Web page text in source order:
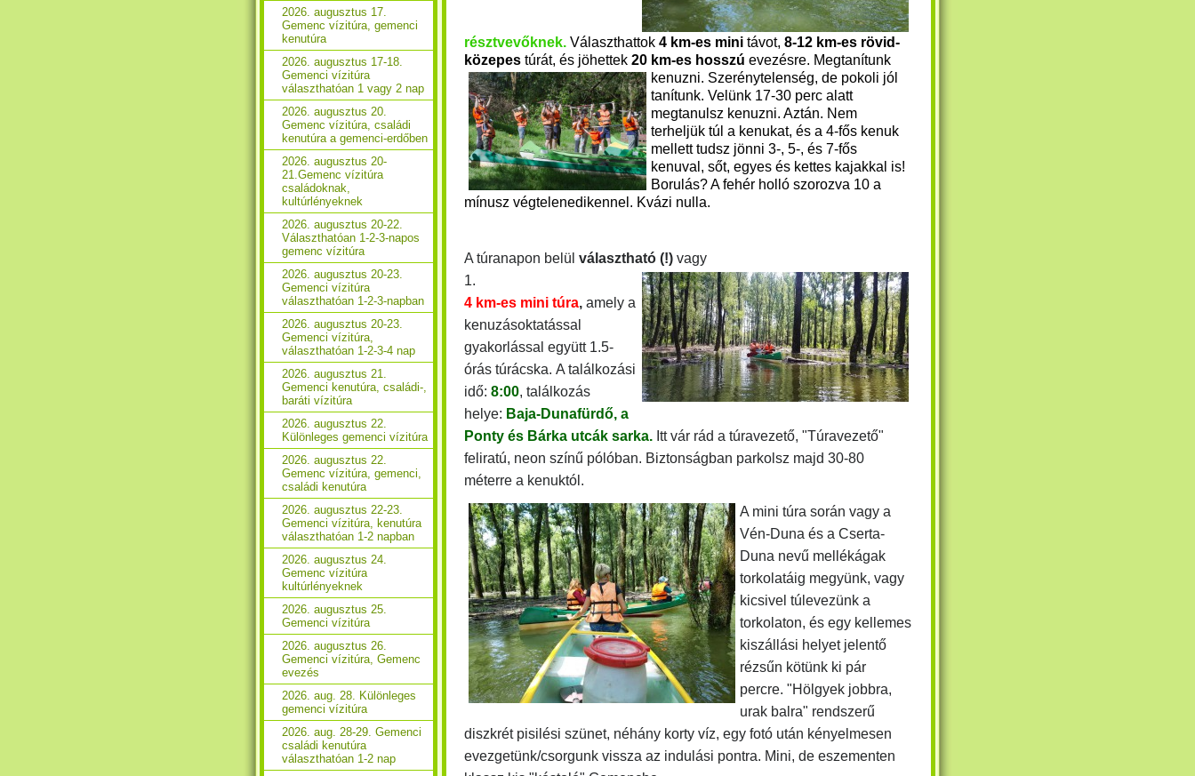
résztvevőknek. Választhattok 4 km-es mini távot, 8-12 km-es rövid-
közepes túrát, és jöhettek 20 km-es hosszú evezésre. Megtanítunk
kenuzni. Szerénytelenség, de pokoli jól
tanítunk. Velünk 17-30 perc alatt
megtanulsz kenuzni. Aztán. Nem
terheljük túl a kenukat, és a 4-fős kenuk
mellett tudsz jönni 3-, 5-, és 7-fős
kenuval, sőt, egyes és kettes kajakkal is!
Borulás? A fehér holló szorozva 10 a
mínusz végtelenedikennel. Kvázi nulla.
A túranapon belül választható (!) vagy
1.
4 km-es mini túra, amely a
kenuzásoktatással
gyakorlással együtt 1.5-
órás túrácska. A találkozási
idő: 8:00, találkozás
helye: Baja-Dunafürdő, a
Ponty és Bárka utcák sarka. Itt vár rád a túravezető, "Túravezető"
feliratú, neon színű pólóban. Biztonságban parkolsz majd 30-80
méterre a kenuktól.
A mini túra során vagy a
Vén-Duna és a Cserta-
Duna nevű mellékágak
torkolatáig megyünk, vagy
kicsivel túlevezünk a
torkolaton, és egy kellemes
kiszállási helyet jelentő
rézsűn kötünk ki pár
percre. "Hölgyek jobbra,
urak balra" rendszerű
diszkrét pisilési szünet, néhány korty víz, egy fotó után kényelmesen
evezgetünk/csorgunk vissza az indulási pontra. Mini, de eszementen
2026. augusztus 17.
Gemenc vízitúra, gemenci
kenutúra
2026. augusztus 17-18.
Gemenci vízitúra
választhatóan 1 vagy 2 nap
2026. augusztus 20.
Gemenc vízitúra, családi
kenutúra a gemenci-erdőben
2026. augusztus 20-
21.Gemenc vízitúra
családoknak,
kultúrlényeknek
2026. augusztus 20-22.
Választhatóan 1-2-3-napos
gemenc vízitúra
2026. augusztus 20-23.
Gemenci vízitúra
választhatóan 1-2-3-napban
2026. augusztus 20-23.
Gemenci vízitúra,
választhatóan 1-2-3-4 nap
2026. augusztus 21.
Gemenci kenutúra, családi-,
baráti vízitúra
2026. augusztus 22.
Különleges gemenci vízitúra
2026. augusztus 22.
Gemenc vízitúra, gemenci,
családi kenutúra
2026. augusztus 22-23.
Gemenci vízitúra, kenutúra
választhatóan 1-2 napban
2026. augusztus 24.
Gemenc vízitúra
kultúrlényeknek
2026. augusztus 25.
Gemenci vízitúra
2026. augusztus 26.
Gemenci vízitúra, Gemenc
evezés
2026. aug. 28. Különleges
gemenci vízitúra
2026. aug. 28-29. Gemenci
családi kenutúra
választhatóan 1-2 nap